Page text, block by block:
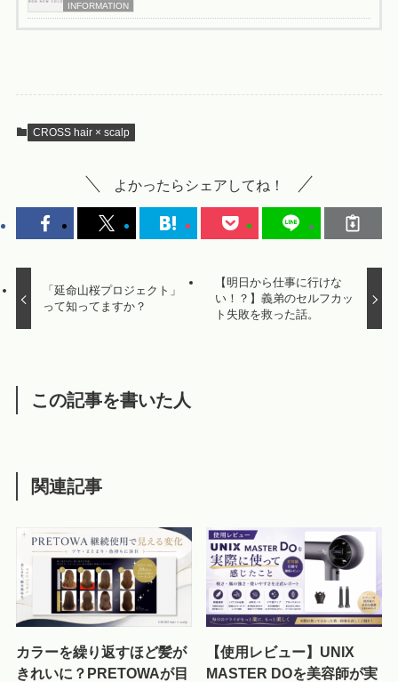
INFORMATION
CROSS hair × scalp
よかったらシェアしてね！
「延命山桜プロジェクト」
って知ってますか？
【明日から仕事に行けな
い！？】義弟のセルフカッ
ト失敗を救った話。
この記事を書いた人
関連記事
カラーを繰り返すほど髪が
きれいに？PRETOWAが目
【使用レビュー】UNIX
MASTER DOを美容師が実